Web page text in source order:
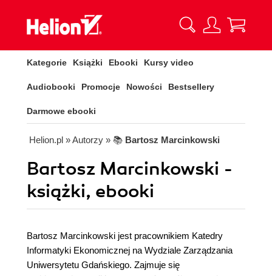
Kategorie Książki Ebooki Kursy video
Audiobooki Promocje Nowości Bestsellery
Darmowe ebooki
Helion.pl » Autorzy » 📚 Bartosz Marcinkowski
Bartosz Marcinkowski -
książki, ebooki
Bartosz Marcinkowski jest pracownikiem Katedry
Informatyki Ekonomicznej na Wydziale Zarządzania
Uniwersytetu Gdańskiego. Zajmuje się